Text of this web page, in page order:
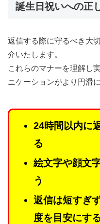
誕生日祝いへの正
返信する際に守るべき大
介いたします。
これらのマナーを理解し
ニケーションがより円滑
24時間以内に
る
絵文字や顔文
う
返信は短すぎ
度を目安にす